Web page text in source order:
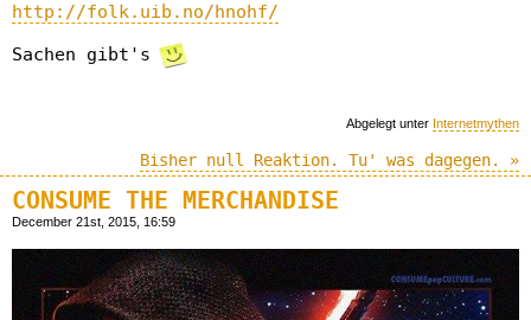
http://folk.uib.no/hnohf/
Sachen gibt's
Abgelegt unter Internetmythen
Bisher null Reaktion. Tu' was dagegen. »
CONSUME THE MERCHANDISE
December 21st, 2015, 16:59